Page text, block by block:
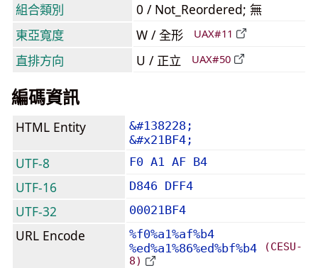
組合類別
0 / Not_Reordered; 無
東亞寬度
W / 全形 UAX#11
直排方向 U / 正立 UAX#50
編碼資訊
HTML Entity
&#138228;
&#x21BF4;
UTF-8 F0 A1 AF B4
UTF-16 D846 DFF4
UTF-32 00021BF4
URL Encode
%f0%a1%af%b4
%ed%a1%86%ed%bf%b4
(CESU-
8)